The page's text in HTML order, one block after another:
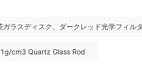
ラスディスク、ダークレッド光学フィル
cm3 Quartz Glass Rod